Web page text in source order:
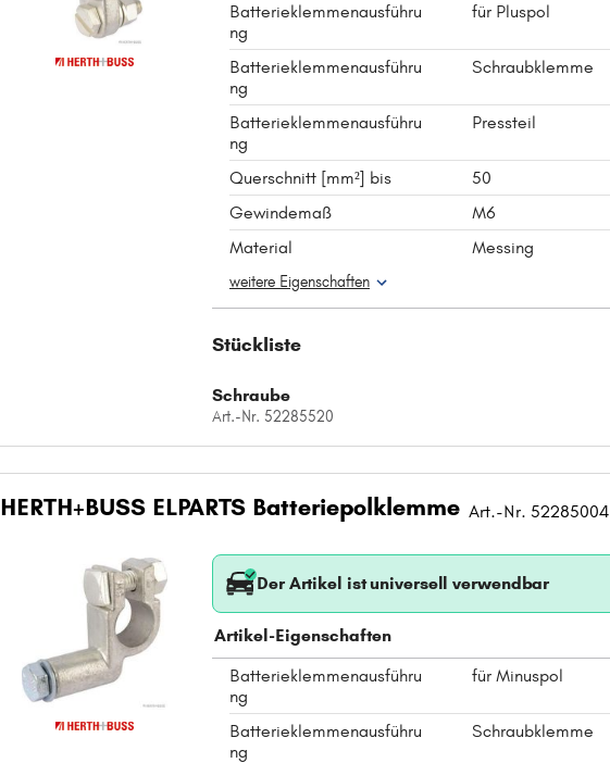
Batterieklemmenausführu
ng
für Pluspol
Batterieklemmenausführu
ng
Schraubklemme
Batterieklemmenausführu
ng
Pressteil
Querschnitt [mm²] bis
50
Gewindemaß
M6
Material
Messing
weitere Eigenschaften
Stückliste
Schraube
Art.-Nr. 52285520
HERTH+BUSS ELPARTS Batteriepolklemme Art.-Nr. 52285004
Der Artikel ist universell verwendbar
Artikel-Eigenschaften
Batterieklemmenausführu
ng
für Minuspol
Batterieklemmenausführu
ng
Schraubklemme